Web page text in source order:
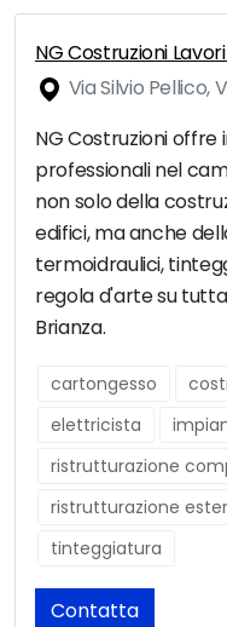
NG Costruzioni
Via Silvio Pellico,
NG Costruzioni
professionali nel
non solo della
edifici, ma anche
termoidraulici,
regola d'arte su
Brianza.
cartongesso
elettricista
ristrutturazione
ristrutturazione
tinteggiatura
Contatta